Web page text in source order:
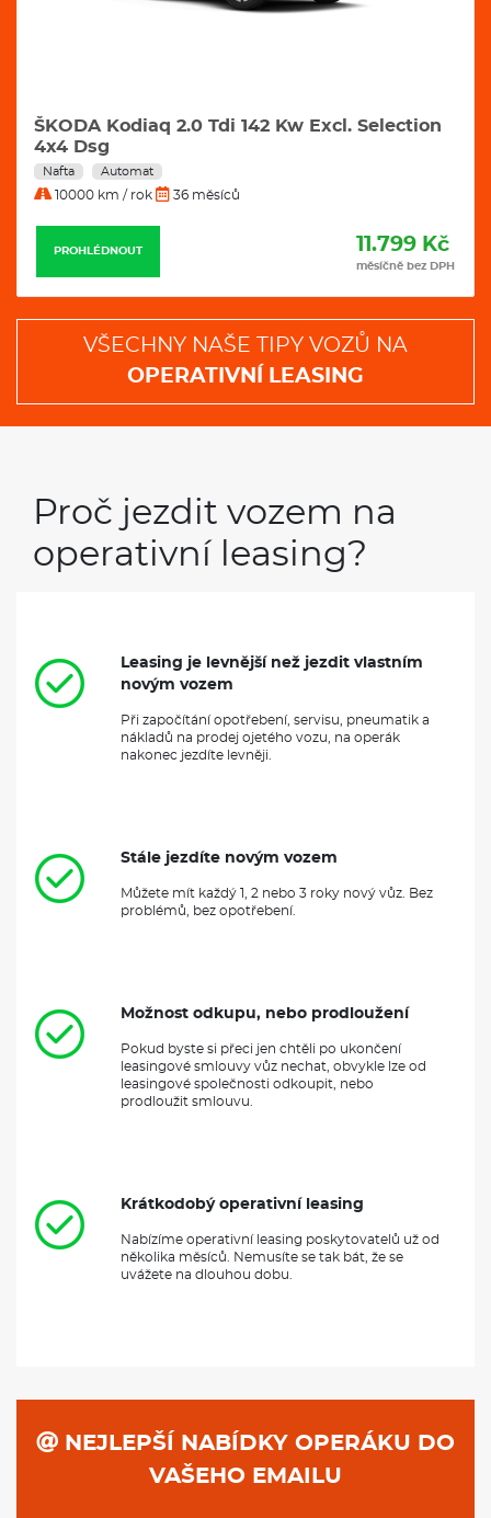
ŠKODA Kodiaq 2.0 Tdi 142 Kw Excl. Selection
4x4 Dsg
Nafta Automat
10000 km / rok 36 měsíců
PROHLÉDNOUT 11.799 Kč
měsíčně bez DPH
VŠECHNY NAŠE TIPY VOZŮ NA
OPERATIVNÍ LEASING
Proč jezdit vozem na
operativní leasing?
Leasing je levnější než jezdit vlastním
novým vozem
Při započítání opotřebení, servisu, pneumatik a
nákladů na prodej ojetého vozu, na operák
nakonec jezdíte levněji.
Stále jezdíte novým vozem
Můžete mít každý 1, 2 nebo 3 roky nový vůz. Bez
problémů, bez opotřebení.
Možnost odkupu, nebo prodloužení
Pokud byste si přeci jen chtěli po ukončení
leasingové smlouvy vůz nechat, obvykle lze od
leasingové společnosti odkoupit, nebo
prodloužit smlouvu.
Krátkodobý operativní leasing
Nabízíme operativní leasing poskytovatelů už od
několika měsíců. Nemusíte se tak bát, že se
uvážete na dlouhou dobu.
NEJLEPŠÍ NABÍDKY OPERÁKU DO
VAŠEHO EMAILU